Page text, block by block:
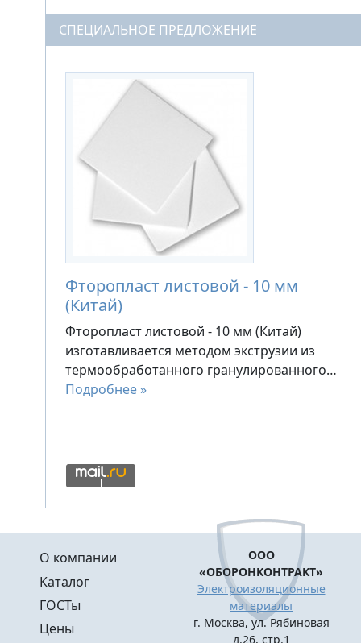
СПЕЦИАЛЬНОЕ ПРЕДЛОЖЕНИЕ
Фторопласт листовой - 10 мм
(Китай)
Фторопласт листовой - 10 мм (Китай)
изготавливается методом экструзии из
термообработанного гранулированного…
Подробнее »
Меню в подвале
О компании
Каталог
ГОСТы
Цены
ООО
«ОБОРОНКОНТРАКТ»
Электроизоляционные
материалы
г. Москва, ул. Рябиновая
д.26, стр.1